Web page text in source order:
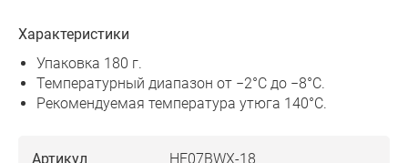
Характеристики
Упаковка 180 г.
Температурный диапазон от −2°C до −8°С.
Рекомендуемая температура утюга 140°С.
Артикул
HF07BWX-18